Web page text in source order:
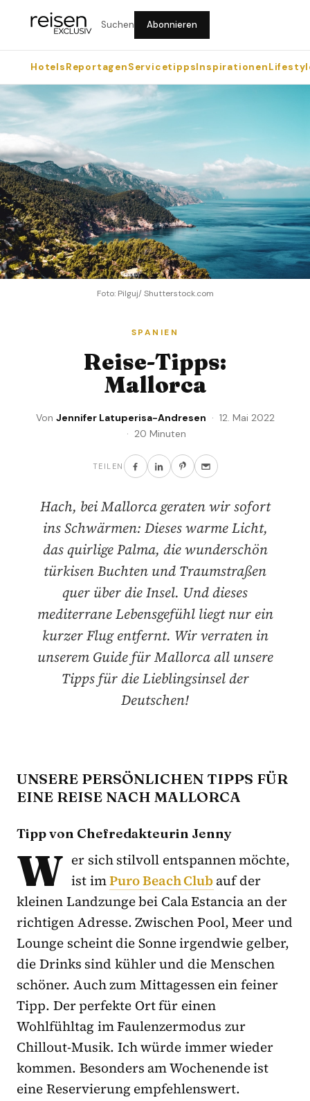
Suchen Abonnieren
HotelsReportagenServicetippsInspirationen
Foto: Pilguj/ Shutterstock.com
SPANIEN
Reise-Tipps:
Mallorca
Von Jennifer Latuperisa-Andresen · 12. Mai 2022
· 20 Minuten
TEILEN
Hach, bei Mallorca geraten wir sofort
ins Schwärmen: Dieses warme Licht,
das quirlige Palma, die wunderschön
türkisen Buchten und Traumstraßen
quer über die Insel. Und dieses
mediterrane Lebensgefühl liegt nur ein
kurzer Flug entfernt. Wir verraten in
unserem Guide für Mallorca all unsere
Tipps für die Lieblingsinsel der
Deutschen!
UNSERE PERSÖNLICHEN TIPPS FÜR
EINE REISE NACH MALLORCA
Tipp von Chefredakteurin Jenny
W er sich stilvoll entspannen möchte,
ist imPuro Beach Clubauf der
kleinen Landzunge bei Cala Estancia an der
richtigen Adresse. Zwischen Pool, Meer und
Lounge scheint die Sonne irgendwie gelber,
die Drinks sind kühler und die Menschen
schöner. Auch zum Mittagessen ein feiner
Tipp. Der perfekte Ort für einen
Wohlfühltag im Faulenzermodus zur
Chillout-Musik. Ich würde immer wieder
kommen. Besonders am Wochenende ist
eine Reservierung empfehlenswert.